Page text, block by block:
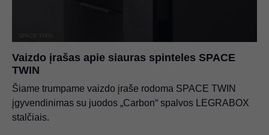
Vaizdo įrašas apie siauras spinteles SPACE
TWIN
Šiame trumpame vaizdo įraše rodoma SPACE TWIN
įgyvendinimas su juodos „Carbon“ spalvos LEGRABOX
stalčiais.